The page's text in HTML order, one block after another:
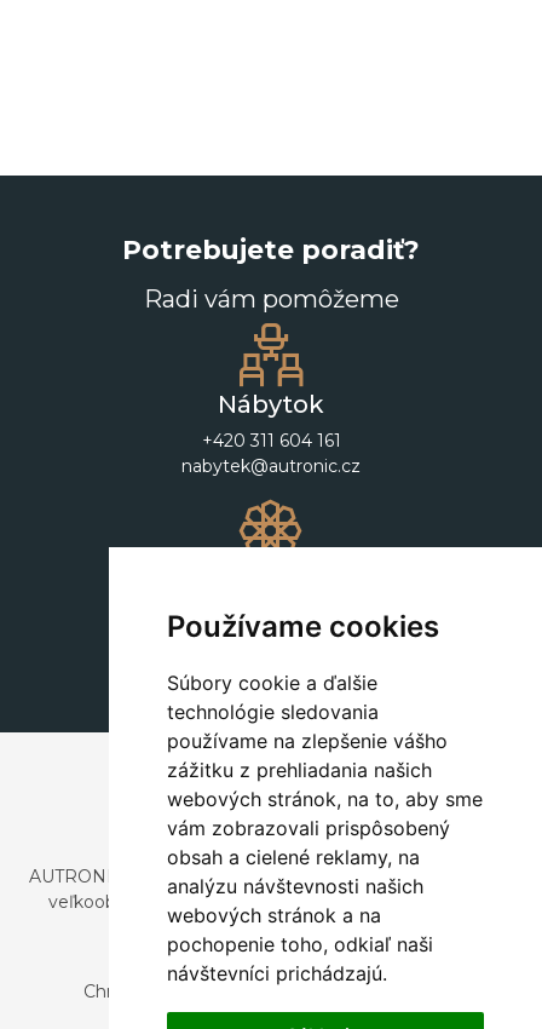
Používame cookies
Súbory cookie a ďalšie
technológie sledovania
používame na zlepšenie vášho
zážitku z prehliadania našich
webových stránok, na to, aby sme
vám zobrazovali prispôsobený
obsah a cielené reklamy, na
analýzu návštevnosti našich
webových stránok a na
pochopenie toho, odkiaľ naši
návštevníci prichádzajú.
Potrebujete poradiť?
Radi vám pomôžeme
Nábytok
+420 311 604 161
nabytek@autronic.cz
+420 311 604 182
dekorace@autronic.cz
AUTRONIC, s.r.o. je spoločnosť zaoberajúca sa dovozom a
veľkoobchodným predajom dizajnového aj štýlového
nábytku a dekorácií.
Česká republika
Chrustenice 270, 267 12 Loděnice u Berouna